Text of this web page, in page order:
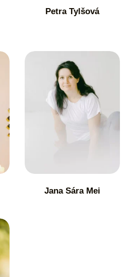
Petra Tylšová
Jana Sára Mei